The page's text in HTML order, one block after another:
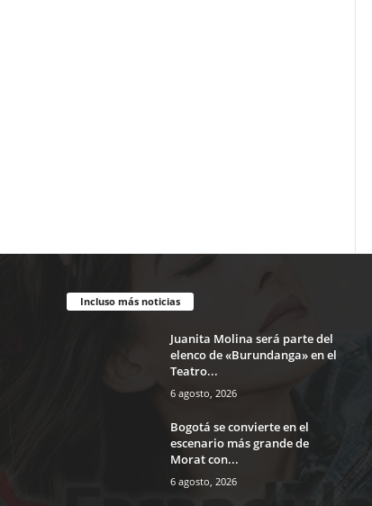
Incluso más noticias
Juanita Molina será parte del
elenco de «Burundanga» en el
Teatro...
6 agosto, 2026
Bogotá se convierte en el
escenario más grande de
Morat con...
6 agosto, 2026